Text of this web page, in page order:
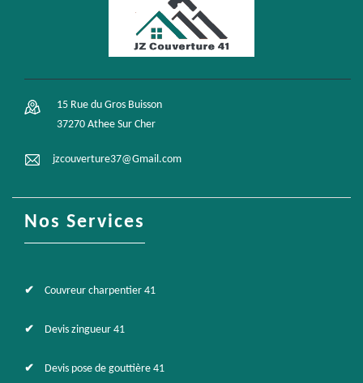
15 Rue du Gros Buisson
37270 Athee Sur Cher
jzcouverture37@Gmail.com
Nos Services
Couvreur charpentier 41
Devis zingueur 41
Devis pose de gouttière 41